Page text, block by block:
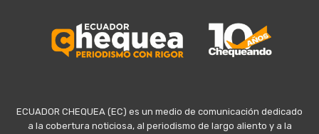
ECUADOR CHEQUEA (EC) es un medio de comunicación dedicado
a la cobertura noticiosa, al periodismo de largo aliento y a la